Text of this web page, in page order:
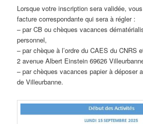
Lorsque votre inscription sera validée,
facture correspondante qui sera à régler :
– par CB ou chèques vacances
personnel,
– par chèque à l’ordre du CAES du CNRS
2 avenue Albert Einstein 69626
– par chèques vacances papier à déposer
de Villeurbanne.